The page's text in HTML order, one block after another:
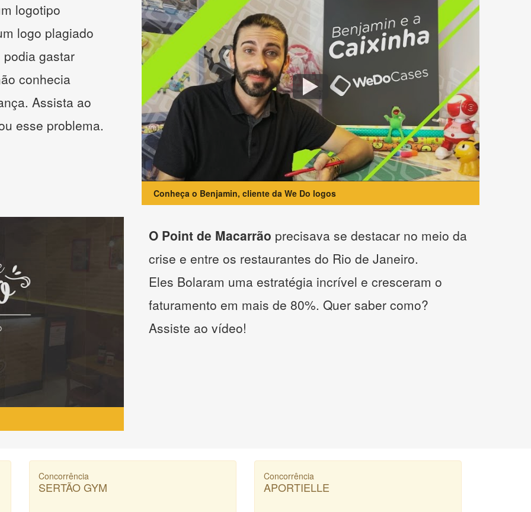
logotipo
logo plagiado
gastar
conhecia
Assista ao
esse problema.
Conheça o Benjamin, cliente da We Do logos
O Point de Macarrão precisava se destacar no meio da
crise e entre os restaurantes do Rio de Janeiro.
Eles Bolaram uma estratégia incrível e cresceram o
faturamento em mais de 80%. Quer saber como?
Assiste ao vídeo!
Concorrência
SERTÃO GYM
Concorrência
APORTIELLE